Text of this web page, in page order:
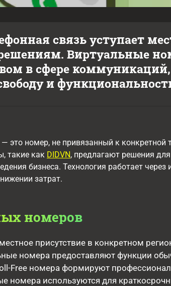
связь уступает
Виртуальные
в сфере коммуникаций,
и
это номер, не привязанный к конкретной
такие как DIDVN, предлагают решения
бизнеса. Технология работает через
затрат.
номеров
присутствие в конкретном
номера предоставляют функции
Free номера формируют
используются для